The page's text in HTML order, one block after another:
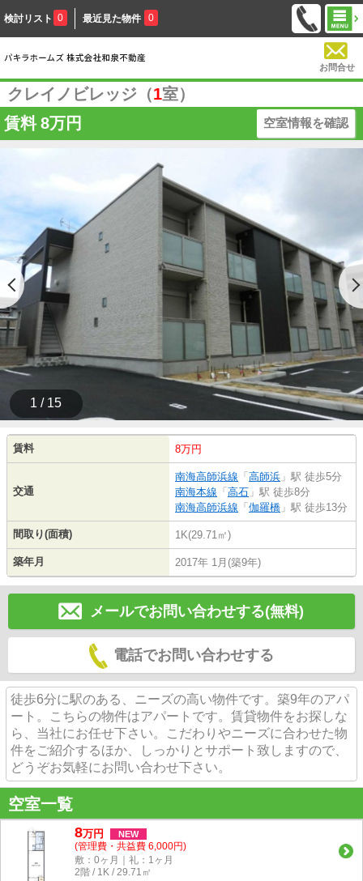
検討リスト 0 最近見た物件 0
お問合せ
クレイノビレッジ（1室）
賃料 8万円 空室情報を確認
1 / 15
賃料 8万円
交通
南海高師浜線 「 高師浜 」駅 徒歩5分
南海本線 「 高石 」駅 徒歩8分
南海高師浜線 「 伽羅橋 」駅 徒歩13分
間取り(面積) 1K(29.71㎡)
築年月 2017年 1月(築9年)
メールでお問い合わせする(無料)
電話でお問い合わせする
徒歩6分に駅のある、ニーズの高い物件です。築9年のアパ
ート。こちらの物件はアパートです。賃貸物件をお探しな
ら、当社にお任せ下さい。こだわりやニーズに合わせた物
件をご紹介するほか、しっかりとサポート致しますので、
どうぞお気軽にお問い合わせ下さい。
空室一覧
8万円 NEW
(管理費・共益費 6,000円)
敷：0ヶ月｜礼：1ヶ月
2階 / 1K / 29.71㎡